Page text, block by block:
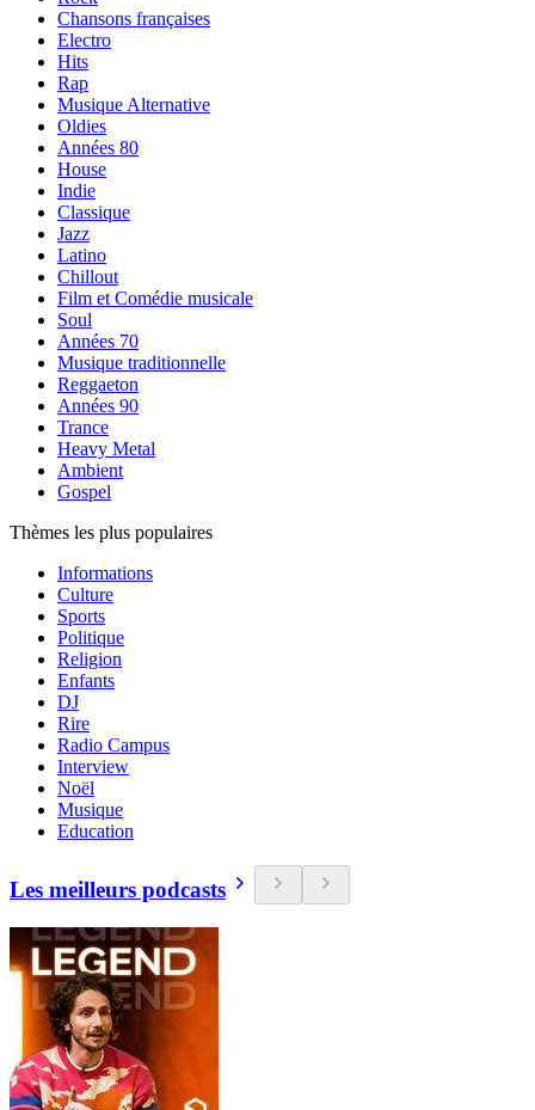
Chansons françaises
Electro
Hits
Rap
Musique Alternative
Oldies
Années 80
House
Indie
Classique
Jazz
Latino
Chillout
Film et Comédie musicale
Soul
Années 70
Musique traditionnelle
Reggaeton
Années 90
Trance
Heavy Metal
Ambient
Gospel
Thèmes les plus populaires
Informations
Culture
Sports
Politique
Religion
Enfants
DJ
Rire
Radio Campus
Interview
Noël
Musique
Education
Les meilleurs podcasts